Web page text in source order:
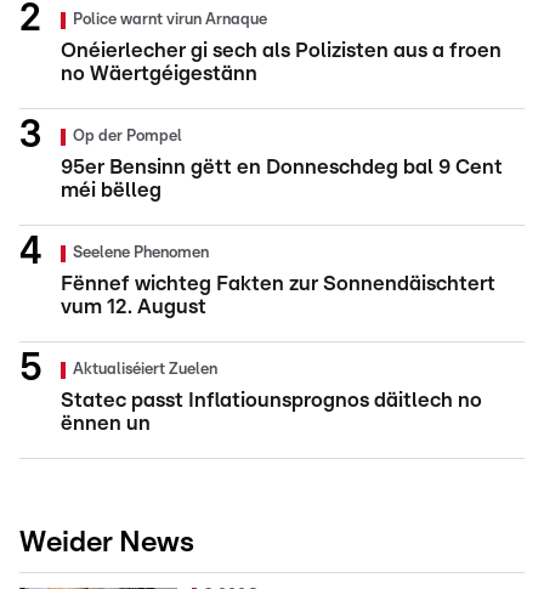
Police warnt virun Arnaque
Onéierlecher gi sech als Polizisten aus a froen
no Wäertgéigestänn
Op der Pompel
95er Bensinn gëtt en Donneschdeg bal 9 Cent
méi bëlleg
Seelene Phenomen
Fënnef wichteg Fakten zur Sonnendäischtert
vum 12. August
Aktualiséiert Zuelen
Statec passt Inflatiounsprognos däitlech no
ënnen un
Weider News